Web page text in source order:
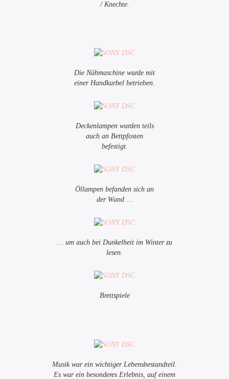
/ Knechte.
Die Nähmaschine wurde mit
einer Handkurbel betrieben.
Deckenlampen wurden teils
auch an Bettpfosten
befestigt.
Öllampen befanden sich an
der Wand …
… um auch bei Dunkelheit im Winter zu
lesen.
Brettspiele
Musik war ein wichtiger Lebensbestandteil.
Es war ein besonderes Erlebnis, auf einem